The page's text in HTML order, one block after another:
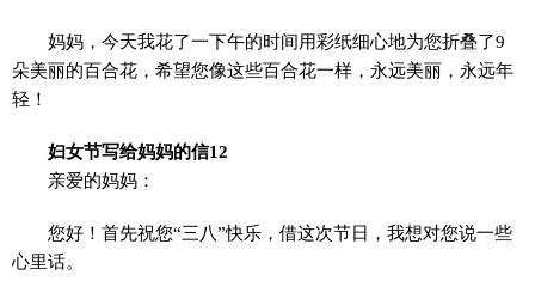
妈妈，今天我花了一下午的时间用彩纸细心地为您折叠了9
朵美丽的百合花，希望您像这些百合花一样，永远美丽，永远年
轻！
妇女节写给妈妈的信12
亲爱的妈妈：
您好！首先祝您“三八”快乐，借这次节日，我想对您说一些
心里话。